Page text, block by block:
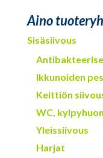
Aino
Sisäsiivous
Ikkunoiden
Keittiön
WC,
Yleissiivous
Harjat